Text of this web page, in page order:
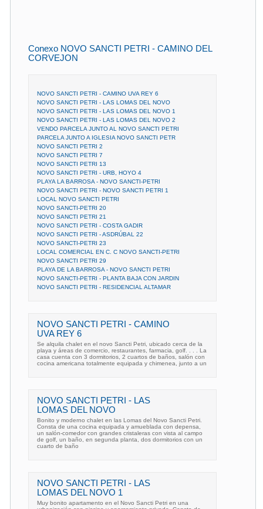
Conexo NOVO SANCTI PETRI - CAMINO DEL
CORVEJON
NOVO SANCTI PETRI - CAMINO UVA REY 6
NOVO SANCTI PETRI - LAS LOMAS DEL NOVO
NOVO SANCTI PETRI - LAS LOMAS DEL NOVO 1
NOVO SANCTI PETRI - LAS LOMAS DEL NOVO 2
VENDO PARCELA JUNTO AL NOVO SANCTI PETRI
PARCELA JUNTO A IGLESIA NOVO SANCTI PETR
NOVO SANCTI PETRI 2
NOVO SANCTI PETRI 7
NOVO SANCTI PETRI 13
NOVO SANCTI PETRI - URB, HOYO 4
PLAYA LA BARROSA - NOVO SANCTI-PETRI
NOVO SANCTI PETRI - NOVO SANCTI PETRI 1
LOCAL NOVO SANCTI PETRI
NOVO SANCTI-PETRI 20
NOVO SANCTI PETRI 21
NOVO SANCTI PETRI - COSTA GADIR
NOVO SANCTI PETRI - ASDRÚBAL 22
NOVO SANCTI-PETRI 23
LOCAL COMERCIAL EN C. C NOVO SANCTI-PETRI
NOVO SANCTI PETRI 29
PLAYA DE LA BARROSA - NOVO SANCTI PETRI
NOVO SANCTI-PETRI - PLANTA BAJA CON JARDIN
NOVO SANCTI PETRI - RESIDENCIAL ALTAMAR
NOVO SANCTI PETRI - CAMINO
UVA REY 6
Se alquila chalet en el novo Sancti Petri, ubicado cerca de la
playa y áreas de comercio, restaurantes, farmacia, golf. . . . La
casa cuenta con 3 dormitorios, 2 cuartos de baños, salón con
cocina americana totalmente equipada y chimenea, junto a un
NOVO SANCTI PETRI - LAS
LOMAS DEL NOVO
Bonito y moderno chalet en las Lomas del Novo Sancti Petri.
Consta de una cocina equipada y amueblada con depensa,
un salón-comedor con grandes cristaleras con vista al campo
de golf, un baño, en segunda planta, dos dormitorios con un
cuarto de baño
NOVO SANCTI PETRI - LAS
LOMAS DEL NOVO 1
Muy bonito apartamento en el Novo Sancti Petri en una